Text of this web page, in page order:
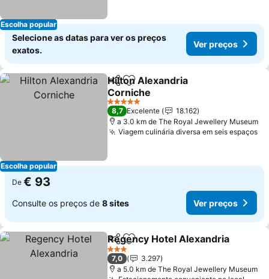
Escolha popular
Selecione as datas para ver os preços
exatos.
Ver preços
Escolha popular
PartilharAdicionar aos favoritos
Hilton Alexandria
Corniche
5 Estrelas
8,7 Excelente
18.162
a 3.0 km de The Royal Jewellery Museum
Viagem culinária diversa em seis espaços
De € 93
Consulte os preços de 8 sites Ver preços
PartilharAdicionar aos favoritos
Regency Hotel Alexandria
3 Estrelas
7,0
3.297
a 5.0 km de The Royal Jewellery Museum